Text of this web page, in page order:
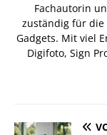
Fachautorin
zuständig für die
Gadgets. Mit viel
Digifoto, Sign